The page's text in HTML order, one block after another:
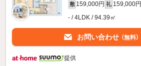
敷 159,000円 礼 159,000円
- / 4LDK / 94.39㎡
お問い合わせ （無料）
提供